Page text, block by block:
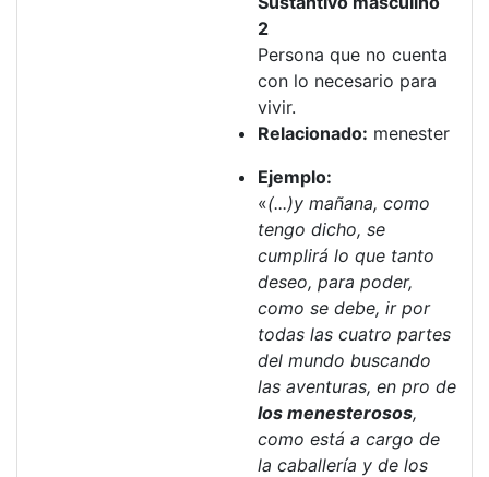
2
Persona que no cuenta
con lo necesario para
vivir.
Relacionado: menester
Ejemplo:
«(...)y mañana, como
tengo dicho, se
cumplirá lo que tanto
deseo, para poder,
como se debe, ir por
todas las cuatro partes
del mundo buscando
las aventuras, en pro de
los menesterosos,
como está a cargo de
la caballería y de los